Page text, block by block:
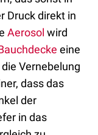
Druck direkt in
Aerosol wird
eine
Vernebelung
dass das
der
in das